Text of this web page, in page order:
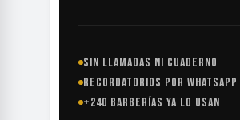
SIN LLAMADAS NI CUADERNO
RECORDATORIOS POR WHATSAPP
+240 BARBERÍAS YA LO USAN